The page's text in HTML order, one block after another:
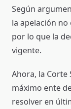
Según
la apelación
por lo que la
vigente.
Ahora, la Corte
máximo ente
resolver en